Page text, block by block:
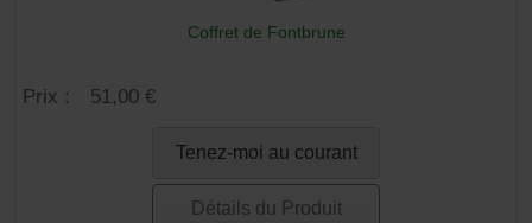
Coffret de Fontbrune
Prix : 51,00 €
Tenez-moi au courant
Détails du Produit